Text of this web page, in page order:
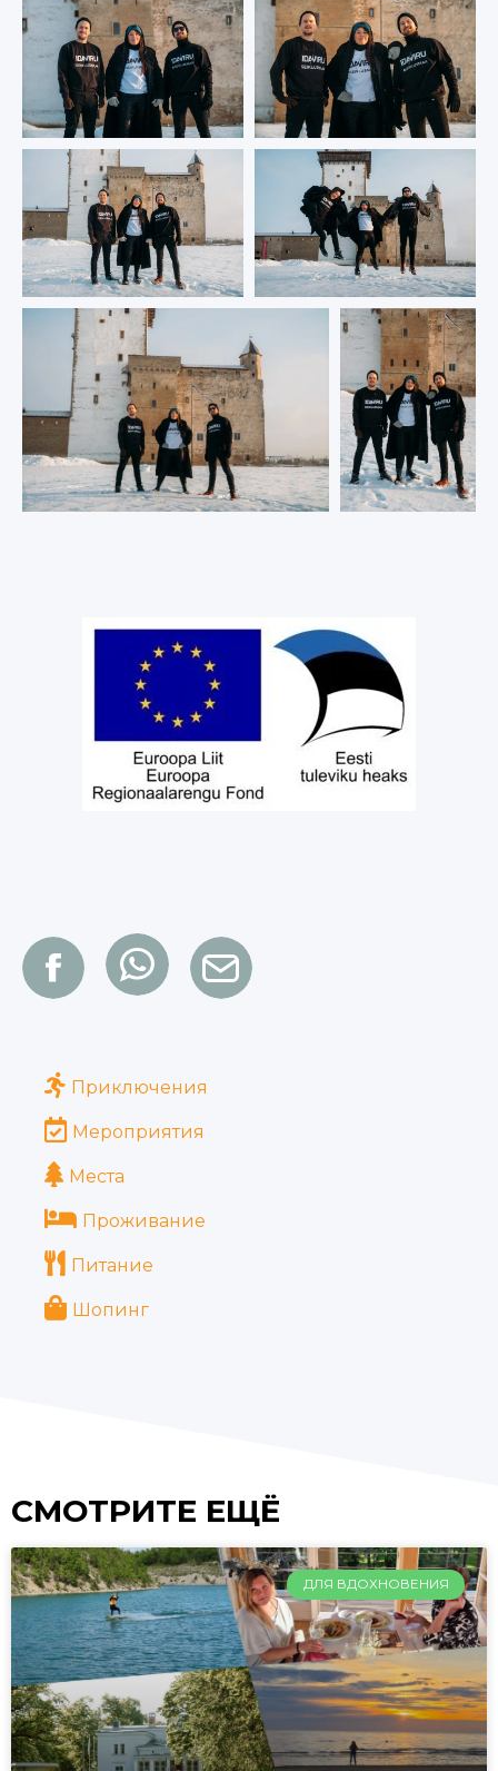
Приключения
Мероприятия
Места
Проживание
Питание
Шопинг
СМОТРИТЕ ЕЩЁ
ДЛЯ ВДОХНОВЕНИЯ